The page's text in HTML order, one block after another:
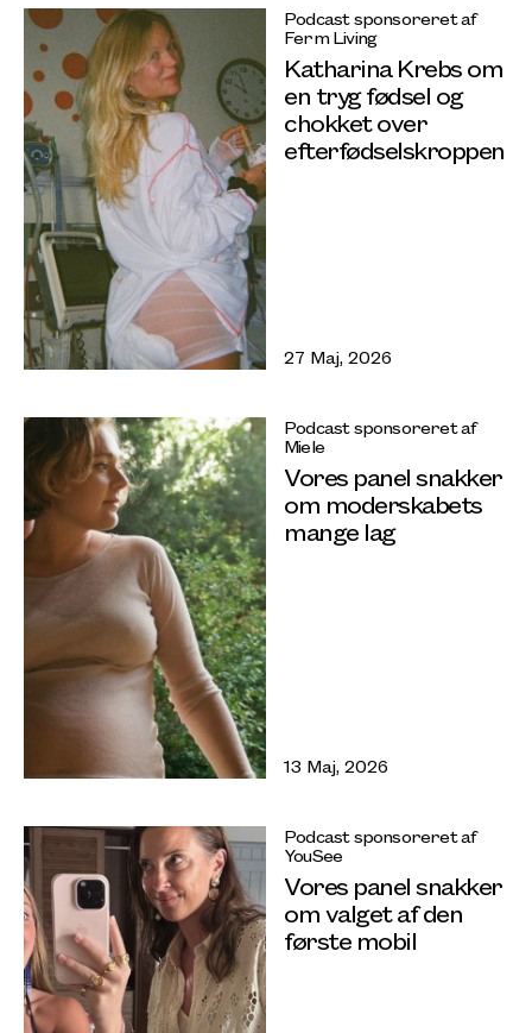
Podcast sponsoreret af
Ferm Living
Katharina Krebs om
en tryg fødsel og
chokket over
efterfødselskroppen
27 Maj, 2026
Podcast sponsoreret af
Miele
Vores panel snakker
om moderskabets
mange lag
13 Maj, 2026
Podcast sponsoreret af
YouSee
Vores panel snakker
om valget af den
første mobil